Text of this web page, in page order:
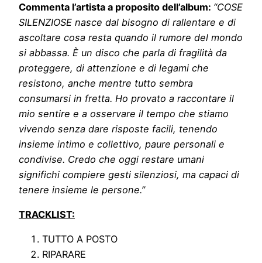
Commenta l’artista a proposito dell’album: “COSE
SILENZIOSE nasce dal bisogno di rallentare e di
ascoltare cosa resta quando il rumore del mondo
si abbassa. È un disco che parla di fragilità da
proteggere, di attenzione e di legami che
resistono, anche mentre tutto sembra
consumarsi in fretta. Ho provato a raccontare il
mio sentire e a osservare il tempo che stiamo
vivendo senza dare risposte facili, tenendo
insieme intimo e collettivo, paure personali e
condivise. Credo che oggi restare umani
significhi compiere gesti silenziosi, ma capaci di
tenere insieme le persone.”
TRACKLIST:
TUTTO A POSTO
RIPARARE